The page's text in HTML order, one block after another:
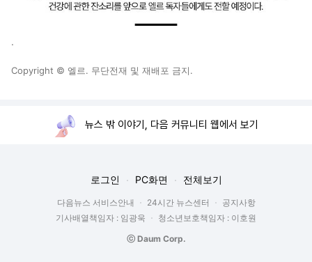
.
Copyright © 엘르. 무단전재 및 재배포 금지.
뉴스 밖 이야기, 다음 커뮤니티 웹에서 보기
로그인 PC화면 전체보기
다음뉴스 서비스안내 24시간 뉴스센터
공지사항
기사배열책임자 : 임광욱
청소년보호책임자 : 이호원
ⓒ Daum Corp.